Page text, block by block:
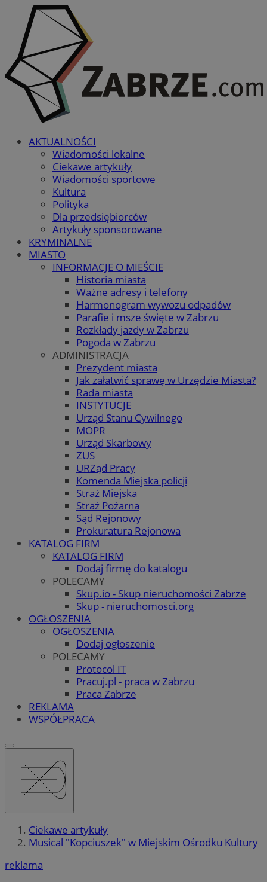
AKTUALNOŚCI
Wiadomości lokalne
Ciekawe artykuły
Wiadomości sportowe
Kultura
Polityka
Dla przedsiębiorców
Artykuły sponsorowane
KRYMINALNE
MIASTO
INFORMACJE O MIEŚCIE
Historia miasta
Ważne adresy i telefony
Harmonogram wywozu odpadów
Parafie i msze święte w Zabrzu
Rozkłady jazdy w Zabrzu
Pogoda w Zabrzu
ADMINISTRACJA
Prezydent miasta
Jak załatwić sprawę w Urzędzie Miasta?
Rada miasta
INSTYTUCJE
Urząd Stanu Cywilnego
MOPR
Urząd Skarbowy
ZUS
URZąd Pracy
Komenda Miejska policji
Straż Miejska
Straż Pożarna
Sąd Rejonowy
Prokuratura Rejonowa
KATALOG FIRM
KATALOG FIRM
Dodaj firmę do katalogu
POLECAMY
Skup.io - Skup nieruchomości Zabrze
Skup - nieruchomosci.org
OGŁOSZENIA
OGŁOSZENIA
Dodaj ogłoszenie
POLECAMY
Protocol IT
Pracuj.pl - praca w Zabrzu
Praca Zabrze
REKLAMA
WSPÓŁPRACA
Ciekawe artykuły
Musical "Kopciuszek" w Miejskim Ośrodku Kultury
reklama